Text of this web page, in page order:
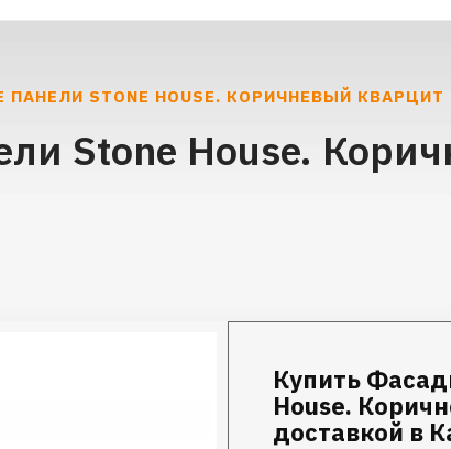
STONE HOUSE. КОРИЧНЕВЫЙ КВАРЦИТ
Stone House.
Купить
House.
доставкой в